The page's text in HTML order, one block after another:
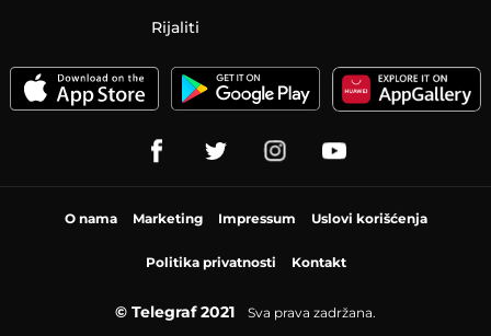
Rijaliti
O nama Marketing Impressum Uslovi korišćenja
Politika privatnosti Kontakt
© Telegraf 2021 Sva prava zadržana.